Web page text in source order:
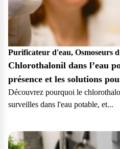
Purificateur d'eau, Osmoseurs
Chlorothalonil dans l’eau
présence et les solutions
Découvrez pourquoi le
surveilles dans l'eau potable, et...